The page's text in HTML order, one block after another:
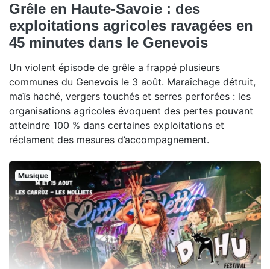
Grêle en Haute-Savoie : des
exploitations agricoles ravagées en
45 minutes dans le Genevois
Un violent épisode de grêle a frappé plusieurs
communes du Genevois le 3 août. Maraîchage détruit,
maïs haché, vergers touchés et serres perforées : les
organisations agricoles évoquent des pertes pouvant
atteindre 100 % dans certaines exploitations et
réclament des mesures d’accompagnement.
Musique